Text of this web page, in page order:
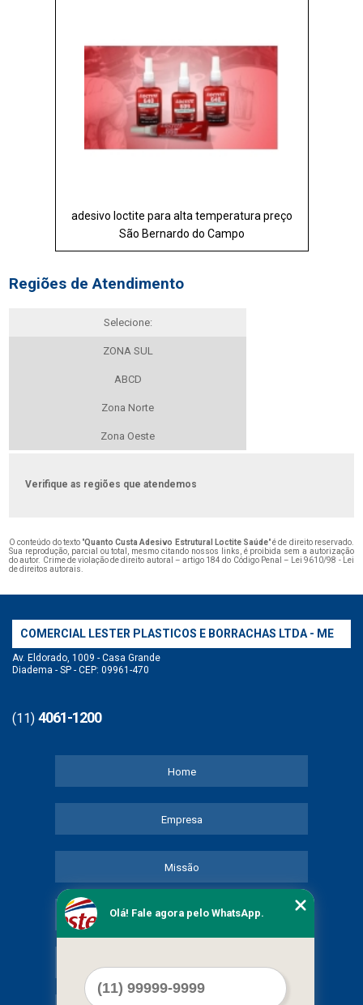
adesivo loctite para alta temperatura preço
São Bernardo do Campo
Regiões de Atendimento
Selecione:
ZONA SUL
ABCD
Zona Norte
Zona Oeste
Verifique as regiões que atendemos
O conteúdo do texto "Quanto Custa Adesivo Estrutural Loctite Saúde" é de direito reservado.
Sua reprodução, parcial ou total, mesmo citando nossos links, é proibida sem a autorização
do autor. Crime de violação de direito autoral – artigo 184 do Código Penal – Lei 9610/98 - Lei
de direitos autorais.
COMERCIAL LESTER PLASTICOS E BORRACHAS LTDA - ME
Av. Eldorado, 1009 - Casa Grande
Diadema - SP - CEP: 09961-470
(11) 4061-1200
Home
Empresa
Missão
Serviços
Olá! Fale agora pelo WhatsApp.